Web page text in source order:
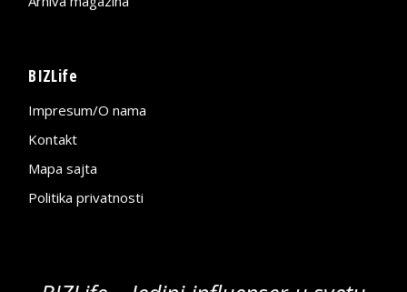
BIZLife
Impresum/O nama
Kontakt
Mapa sajta
Politika privatnosti